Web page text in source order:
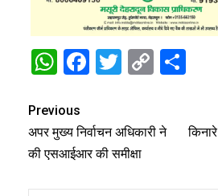
WhatsApp
Facebook
Twitter
Copy
Previous
अपर मुख्य निर्वाचन अधिकारी ने
की एसआईआर की समीक्षा